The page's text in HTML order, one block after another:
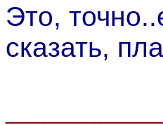
Это,
сказать,